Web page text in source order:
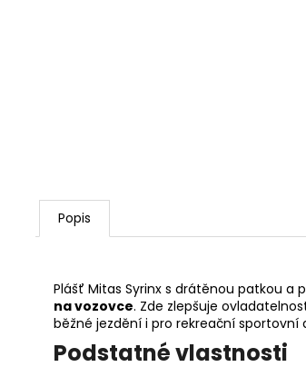
Popis
Plášť Mitas Syrinx s drátěnou patkou a
na vozovce. Zde zlepšuje
běžné jezdění i pro rekreační sportovní
Podstatné vlastnosti